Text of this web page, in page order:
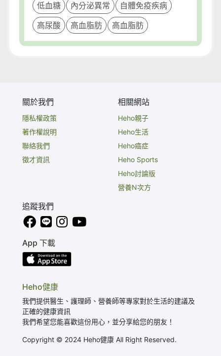
低血糖 內分泌異常
自體免疫疾病
高尿酸
高血脂肪 高血脂肪
關於我們
隱私權政策
著作權說明
聯絡我們
徵才資訊
相關網站
Heho親子
Heho生活
Heho癌症
Heho Sports
Heho討論版
營養N次方
追蹤我們
App 下載
Heho健康
我們提供醫生、護理師、營養師等專家對於生活的建議及
正確的健康資訊
我們希望您能喜歡這份用心，並分享給您的朋友！
Copyright © 2024 Heho健康 All Right Reserved.